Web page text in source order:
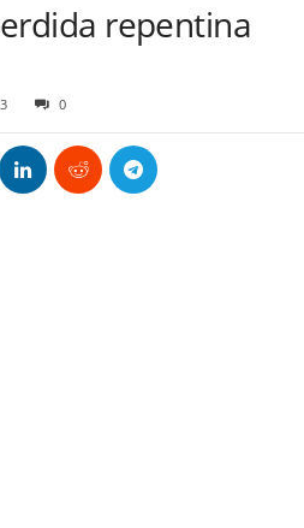
repentina
0